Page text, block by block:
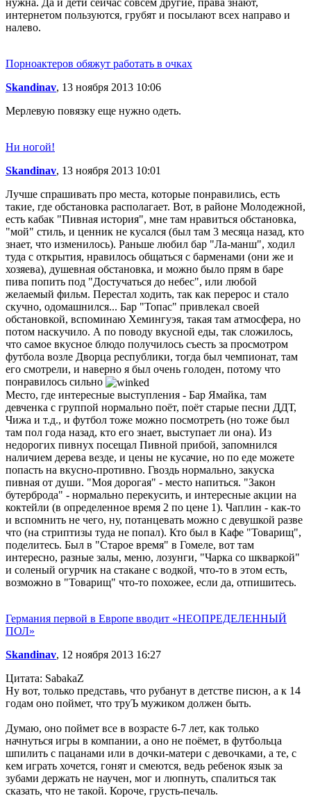
нужна. Да и дети сейчас совсем другие, права знают,
интернетом пользуются, грубят и посылают всех направо и
налево.
Порноактеров обяжут работать в очках
Skandinav, 13 ноября 2013 10:06
Мерлевую повязку еще нужно одеть.
Ни ногой!
Skandinav, 13 ноября 2013 10:01
Лучше спрашивать про места, которые понравились, есть
такие, где обстановка располагает. Вот, в районе Молодежной,
есть кабак "Пивная история", мне там нравиться обстановка,
"мой" стиль, и ценник не кусался (был там 3 месяца назад, кто
знает, что изменилось). Раньше любил бар "Ла-манш", ходил
туда с открытия, нравилось общаться с барменами (они же и
хозяева), душевная обстановка, и можно было прям в баре
пива попить под "Достучаться до небес", или любой
желаемый фильм. Перестал ходить, так как перерос и стало
скучно, одомашнился... Бар "Топас" привлекал своей
обстановкой, вспоминаю Хемингуэя, такая там атмосфера, но
потом наскучило. А по поводу вкусной еды, так сложилось,
что самое вкусное блюдо получилось съесть за просмотром
футбола возле Дворца республики, тогда был чемпионат, там
его смотрели, и наверно я был очень голоден, потому что
понравилось сильно
Место, где интересные выступления - Бар Ямайка, там
девченка с группой нормально поёт, поёт старые песни ДДТ,
Чижа и т.д., и футбол тоже можно посмотреть (но тоже был
там пол года назад, кто его знает, выступает ли она). Из
недорогих пивнух посещал Пивной прибой, запомнился
наличием дерева везде, и цены не кусачие, но по еде можете
попасть на вкусно-противно. Гвоздь нормально, закуска
пивная от души. "Моя дорогая" - место напиться. "Закон
бутерброда" - нормально перекусить, и интересные акции на
коктейли (в определенное время 2 по цене 1). Чаплин - как-то
и вспомнить не чего, ну, потанцевать можно с девушкой разве
что (на стриптизы туда не попал). Кто был в Кафе "Товарищ",
поделитесь. Был в "Старое время" в Гомеле, вот там
интересно, разные залы, меню, лозунги, "Чарка со шкваркой"
и соленый огурчик на стакане с водкой, что-то в этом есть,
возможно в "Товарищ" что-то похожее, если да, отпишитесь.
Германия первой в Европе вводит «НЕОПРЕДЕЛЕННЫЙ
ПОЛ»
Skandinav, 12 ноября 2013 16:27
Цитата: SabakaZ
Ну вот, только представь, что рубанут в детстве писюн, а к 14
годам оно поймет, что труЪ мужиком должен быть.
Думаю, оно поймет все в возрасте 6-7 лет, как только
начнуться игры в компании, а оно не поёмет, в футбольца
шпилить с пацанами или в дочки-матери с девочками, а те, с
кем играть хочется, гонят и смеются, ведь ребенок язык за
зубами держать не научен, мог и люпнуть, спалиться так
сказать, что не такой. Короче, грусть-печаль.